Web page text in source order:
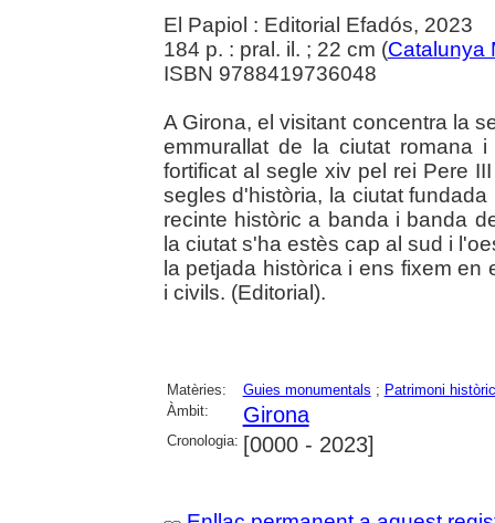
El Papiol : Editorial Efadós, 2023
184 p. : pral. il. ; 22 cm (Catalunya
ISBN 9788419736048
A Girona, el visitant concentra la
emmurallat de la ciutat romana
fortificat al segle xiv pel rei Pere
segles d'història, la ciutat
recinte històric a banda i banda
la ciutat s'ha estès cap al sud i
la petjada històrica i ens fixem
i civils. (Editorial).
Matèries: Guies monumentals ; Patrimoni
Àmbit:
Girona
Cronologia: [0000 - 2023]